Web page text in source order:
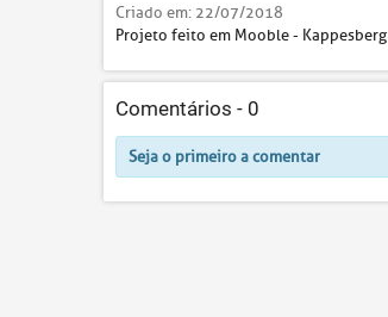
Criado em: 22/07/2018
Projeto feito em Mooble - Kappesberg
Comentários - 0
Seja o primeiro a comentar